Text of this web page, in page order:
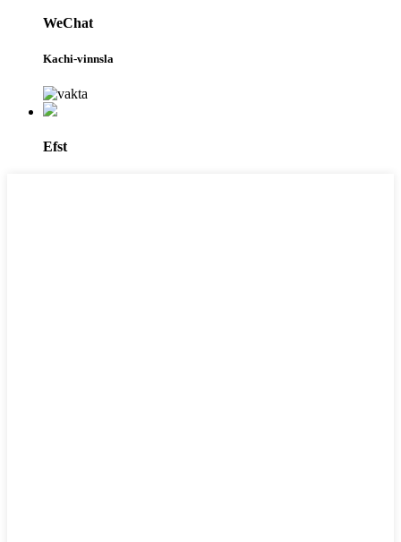
WeChat
Kachi-vinnsla
Efst